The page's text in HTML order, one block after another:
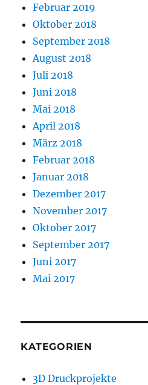
Februar 2019
Oktober 2018
September 2018
August 2018
Juli 2018
Juni 2018
Mai 2018
April 2018
März 2018
Februar 2018
Januar 2018
Dezember 2017
November 2017
Oktober 2017
September 2017
Juni 2017
Mai 2017
KATEGORIEN
3D Druckprojekte